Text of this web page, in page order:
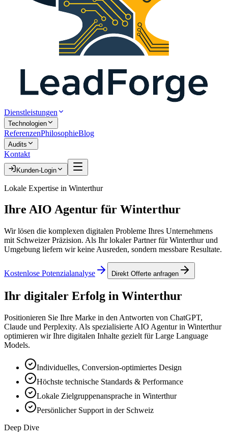
Dienstleistungen
Technologien
ReferenzenPhilosophieBlog
Audits
Kontakt
Kunden-Login
Lokale Expertise in Winterthur
Ihre AIO Agentur für Winterthur
Wir lösen die komplexen digitalen Probleme Ihres Unternehmens
mit Schweizer Präzision. Als Ihr lokaler Partner fürWinterthurund
Umgebung liefern wir keine Ausreden, sondern messbare Resultate.
Kostenlose Potenzialanalyse Direkt Offerte anfragen
Ihr digitaler Erfolg in Winterthur
Positionieren Sie Ihre Marke in den Antworten von ChatGPT,
Claude und Perplexity. Als spezialisierte AIO Agentur in Winterthur
optimieren wir Ihre digitalen Inhalte gezielt für Large Language
Models.
Individuelles, Conversion-optimiertes Design
Höchste technische Standards & Performance
Lokale Zielgruppenansprache in Winterthur
Persönlicher Support in der Schweiz
Deep Dive